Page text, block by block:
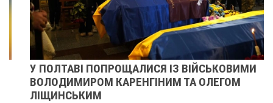
У ПОЛТАВІ ПОПРОЩАЛИСЯ ІЗ ВІЙСЬКОВИМИ
ВОЛОДИМИРОМ КАРЕНГІНИМ ТА ОЛЕГОМ
ЛІЩИНСЬКИМ